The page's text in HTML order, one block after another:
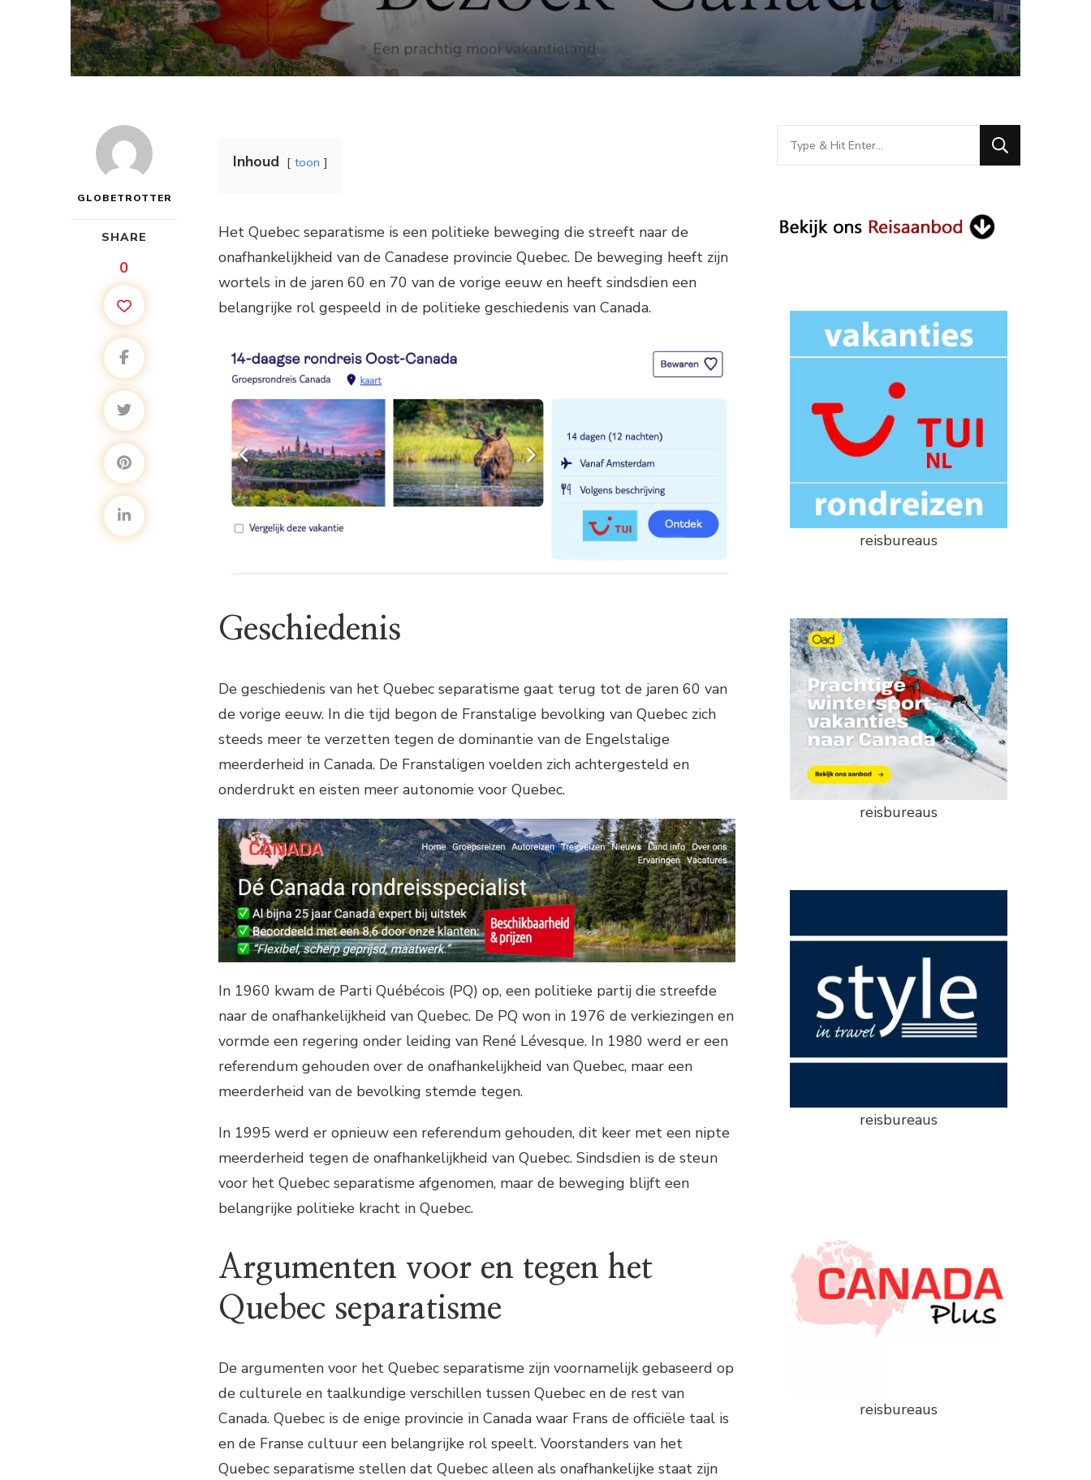
GLOBETROTTER
SHARE
0
Inhoud toon
Het Quebec separatisme is een politieke beweging die streeft naar de
onafhankelijkheid van de Canadese provincie Quebec. De beweging heeft zijn
wortels in de jaren 60 en 70 van de vorige eeuw en heeft sindsdien een
belangrijke rol gespeeld in de politieke geschiedenis van Canada.
Geschiedenis
De geschiedenis van het Quebec separatisme gaat terug tot de jaren 60 van
de vorige eeuw. In die tijd begon de Franstalige bevolking van Quebec zich
steeds meer te verzetten tegen de dominantie van de Engelstalige
meerderheid in Canada. De Franstaligen voelden zich achtergesteld en
onderdrukt en eisten meer autonomie voor Quebec.
In 1960 kwam de Parti Québécois (PQ) op, een politieke partij die streefde
naar de onafhankelijkheid van Quebec. De PQ won in 1976 de verkiezingen en
vormde een regering onder leiding van René Lévesque. In 1980 werd er een
referendum gehouden over de onafhankelijkheid van Quebec, maar een
meerderheid van de bevolking stemde tegen.
In 1995 werd er opnieuw een referendum gehouden, dit keer met een nipte
meerderheid tegen de onafhankelijkheid van Quebec. Sindsdien is de steun
voor het Quebec separatisme afgenomen, maar de beweging blijft een
belangrijke politieke kracht in Quebec.
Argumenten voor en tegen het
Quebec separatisme
De argumenten voor het Quebec separatisme zijn voornamelijk gebaseerd op
de culturele en taalkundige verschillen tussen Quebec en de rest van
Canada. Quebec is de enige provincie in Canada waar Frans de officiële taal is
en de Franse cultuur een belangrijke rol speelt. Voorstanders van het
Quebec separatisme stellen dat Quebec alleen als onafhankelijke staat zijn
Looking
for
reisbureaus
reisbureaus
reisbureaus
reisbureaus